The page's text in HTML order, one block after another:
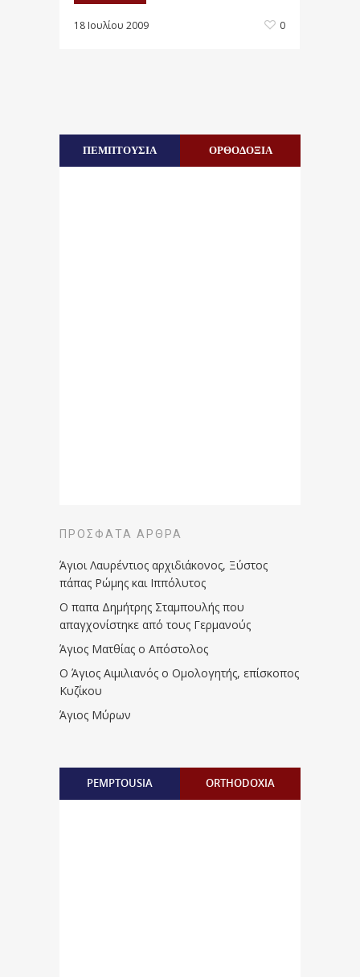
18 Ιουλίου 2009 0
ΠΕΜΠΤΟΥΣΙΑ ΟΡΘΟΔΟΞΙΑ
ΠΡΌΣΦΑΤΑ ΆΡΘΡΑ
Άγιοι Λαυρέντιος αρχιδιάκονος, Ξύστος
πάπας Ρώμης και Ιππόλυτος
Ο παπα Δημήτρης Σταμπουλής που
απαγχονίστηκε από τους Γερμανούς
Άγιος Ματθίας ο Απόστολος
Ο Άγιος Αιμιλιανός ο Ομολογητής, επίσκοπος
Κυζίκου
Άγιος Μύρων
PEMPTOUSIA ORTHODOXIA